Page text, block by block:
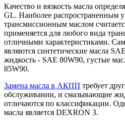
Качество и вязкость масла
GL. Наиболее распространенным
трансмиссионным маслом
применяется для любого вида
отличными характеристиками.
являются синтетические масла
жидкость - SAE 80W90, густые
85W90.
Замена масла в АКПП требует
обслуживании, и смазывающие
отличаются по классификации.
масла является DEXRON 3.